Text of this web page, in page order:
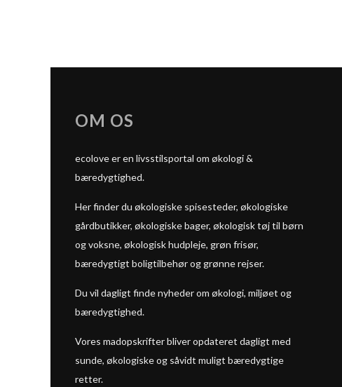
OM OS
ecolove er en livsstilsportal om økologi &
bæredygtighed.
Her finder du økologiske spisesteder, økologiske
gårdbutikker, økologiske bager, økologisk tøj til børn
og voksne, økologisk hudpleje, grøn frisør,
bæredygtigt boligtilbehør og grønne rejser.
Du vil dagligt finde nyheder om økologi, miljøet og
bæredygtighed.
Vores madopskrifter bliver opdateret dagligt med
sunde, økologiske og såvidt muligt bæredygtige
retter.